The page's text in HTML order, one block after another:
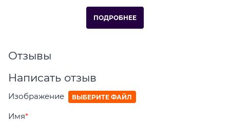
ПОДРОБНЕЕ
Отзывы
Написать отзыв
Изображение ВЫБЕРИТЕ ФАЙЛ
Имя